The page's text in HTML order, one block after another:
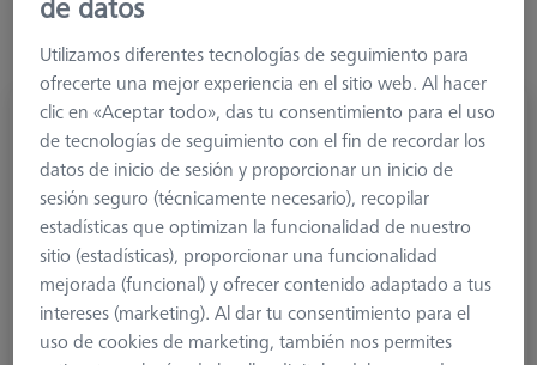
Palpador recto Diamond!Scan© pure M3
XXT, DK2 L51
626113-0209-051
Utilizamos diferentes tecnologías de seguimiento para
ofrecerte una mejor experiencia en el sitio web. Al hacer
clic en «Aceptar todo», das tu consentimiento para el uso
de tecnologías de seguimiento con el fin de recordar los
datos de inicio de sesión y proporcionar un inicio de
sesión seguro (técnicamente necesario), recopilar
estadísticas que optimizan la funcionalidad de nuestro
sitio (estadísticas), proporcionar una funcionalidad
mejorada (funcional) y ofrecer contenido adaptado a tus
intereses (marketing). Al dar tu consentimiento para el
uso de cookies de marketing, también nos permites